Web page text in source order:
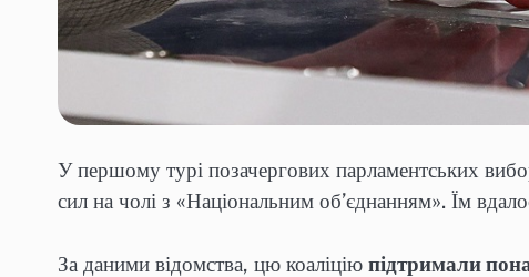
У першому турі позачергових парламентських
сил на чолі з «Національним об’єднанням». Їм
За даними відомства, цю коаліцію підтримали